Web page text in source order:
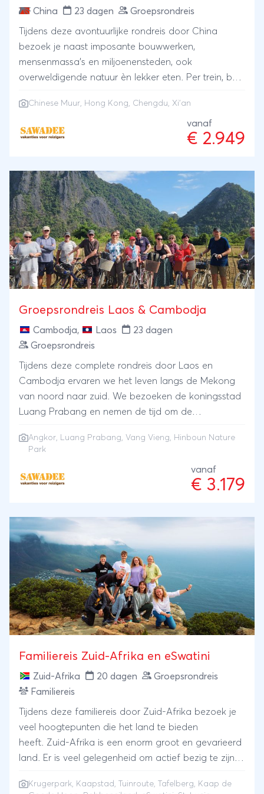
China 23 dagen Groepsrondreis
Tijdens deze avontuurlijke rondreis door China
bezoek je naast imposante bouwwerken,
mensenmassa's en miljoenensteden, ook
overweldigende natuur èn lekker eten. Per trein, bus,
China. Je wandelt over de Chinese Muur en reist per
trein via Xi'an naar Chengdu, waar je kennis kunt
maken met de zeldzame en geliefde reuzenpanda.
Hongkong.
Chinese Muur, Hong Kong, Chengdu, Xi'an
vanaf
€ 2.949
Groepsrondreis Laos & Cambodja
Cambodja, Laos
23 dagen
Groepsrondreis
Tijdens deze complete rondreis door Laos en
Cambodja ervaren we het leven langs de Mekong
van noord naar zuid. We bezoeken de koningsstad
Luang Prabang en nemen de tijd om de
te ontdekken. In Vang Vieng en het Hinboun
We reizen per privé-bus en boot en slapen in hotels
die variëren van wat eenvoudiger tot zeer
Angkor, Luang Prabang, Vang Vieng, Hinboun Nature
Park
vanaf
€ 3.179
Familiereis Zuid-Afrika en eSwatini
Zuid-Afrika 20 dagen
Groepsrondreis
Familiereis
Tijdens deze familiereis door Zuid-Afrika bezoek je
veel hoogtepunten die het land te bieden
heeft. Zuid-Afrika is een enorm groot en gevarieerd
land. Er is veel gelegenheid om actief bezig te zijn
Krugerpark en gaat hier op zoek naar de Big Five:
Krugerpark, Kaapstad , Tuinroute, Tafelberg, Kaap de